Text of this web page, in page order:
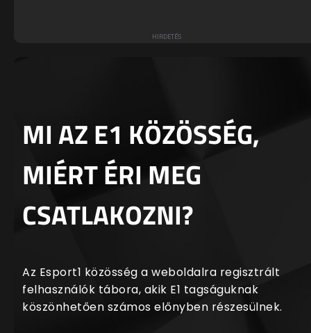
MI AZ E1 KÖZÖSSÉG,
MIÉRT ÉRI MEG
CSATLAKOZNI?
Az Esport1 közösség a weboldalra regisztrált
felhasználók tábora, akik E1 tagságuknak
köszönhetően számos előnyben részesülnek.